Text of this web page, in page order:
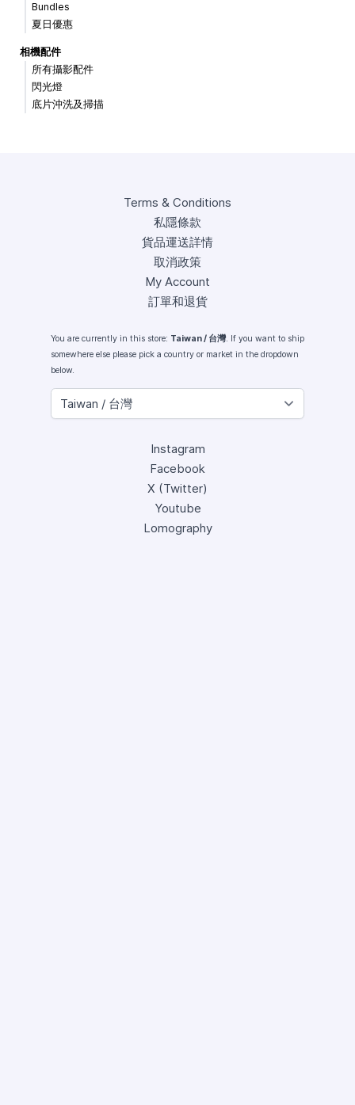
Bundles
夏日優惠
相機配件
所有攝影配件
閃光燈
底片沖洗及掃描
Terms & Conditions
私隱條款
貨品運送詳情
取消政策
My Account
訂單和退貨
You are currently in this store: Taiwan / 台灣. If you want to ship
somewhere else please pick a country or market in the dropdown
below.
Instagram
Facebook
X (Twitter)
Youtube
Lomography